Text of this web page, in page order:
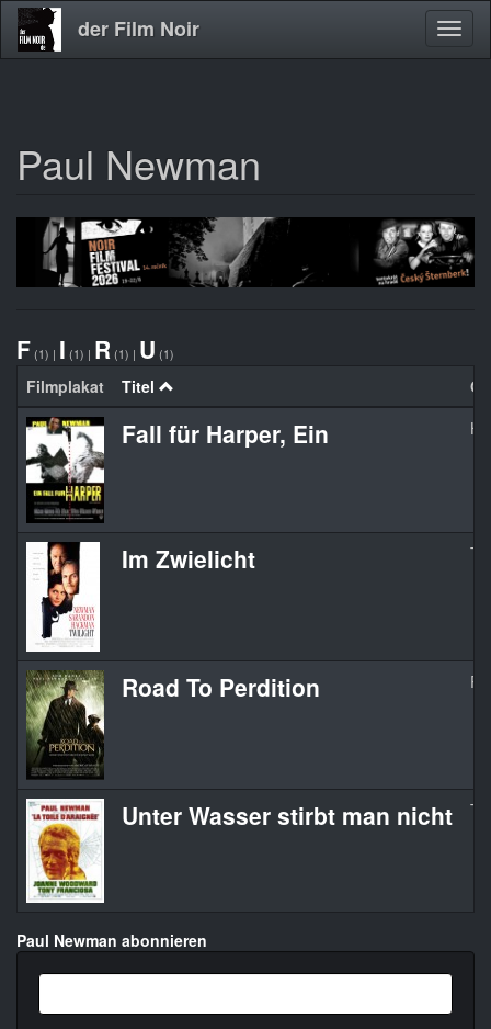
Direkt
zum
der Film Noir
Paul Newman
F (1) | I (1) | R (1) | U (1)
Filmplakat Titel
Fall für Harper, Ein
Im Zwielicht
Road To Perdition
Unter Wasser stirbt man nicht
Paul Newman abonnieren